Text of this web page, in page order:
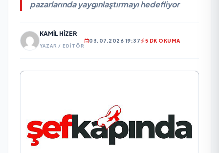
pazarlarında yaygınlaştırmayı hedefliyor
KAMIL HIZER
YAZAR / EDITÖR
03.07.2026 19:37 5 DK OKUMA